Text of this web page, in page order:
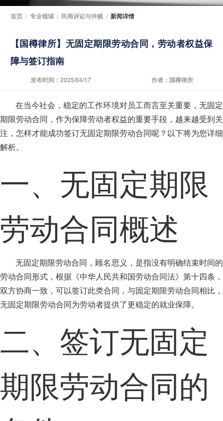
首页 / 专业领域 / 民商诉讼与仲裁 / 新闻详情
【国樽律所】无固定期限劳动合同，劳动者权益保
障与签订指南
发布时间：2025/04/17 作者：国樽律所
在当今社会，稳定的工作环境对员工而言至关重要，无固定
期限劳动合同，作为保障劳动者权益的重要手段，越来越受到关
注，怎样才能成功签订无固定期限劳动合同呢？以下将为您详细
解析。
一、无固定期限
劳动合同概述
无固定期限劳动合同，顾名思义，是指没有明确结束时间的
劳动合同形式，根据《中华人民共和国劳动合同法》第十四条，
双方协商一致，可以签订此类合同，与固定期限劳动合同相比，
无固定期限劳动合同为劳动者提供了更稳定的就业保障。
二、签订无固定
期限劳动合同的